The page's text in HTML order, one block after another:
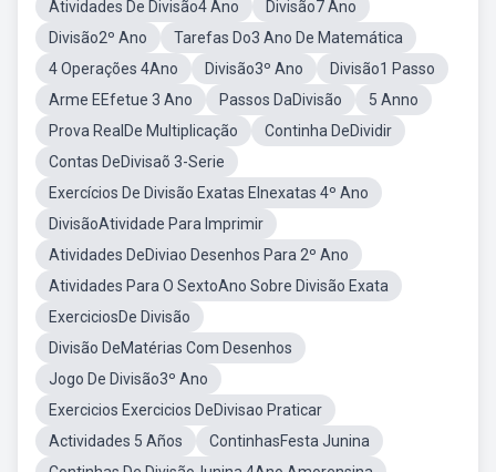
Atividades De Divisão4 Ano
Divisão7 Ano
Divisão2º Ano
Tarefas Do3 Ano De Matemática
4 Operações 4Ano
Divisão3º Ano
Divisão1 Passo
Arme EEfetue 3 Ano
Passos DaDivisão
5 Anno
Prova RealDe Multiplicação
Continha DeDividir
Contas DeDivisaõ 3-Serie
Exercícios De Divisão Exatas EInexatas 4º Ano
DivisãoAtividade Para Imprimir
Atividades DeDiviao Desenhos Para 2º Ano
Atividades Para O SextoAno Sobre Divisão Exata
ExerciciosDe Divisão
Divisão DeMatérias Com Desenhos
Jogo De Divisão3º Ano
Exercicios Exercicios DeDivisao Praticar
Actividades 5 Años
ContinhasFesta Junina